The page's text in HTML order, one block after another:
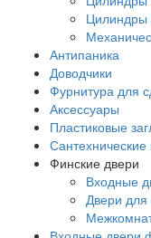
Цилиндры
Антипаника
Доводчики
Фурнитура для
Аксессуары
Пластиковые
Сантехнические
Финские двери
Входные
Двери для